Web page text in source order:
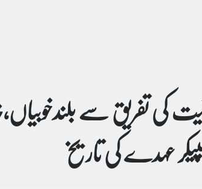
کی تفریق سے
عہدے کی تاریخ